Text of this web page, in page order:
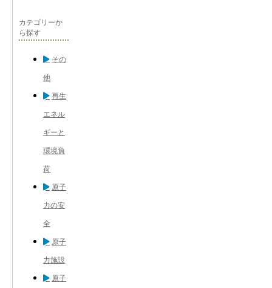
カテゴリーか
ら探す
その
他
再生
エネル
ギーと
環境負
荷
原子
力の安
全
原子
力施設
原子